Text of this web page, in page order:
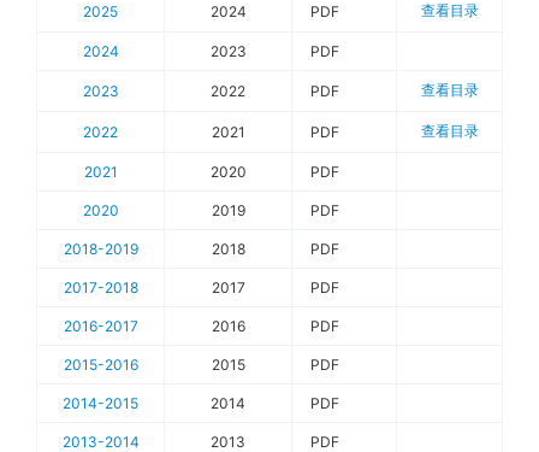
2025 2024 PDF 查看目录
2024 2023 PDF
2023 2022 PDF 查看目录
2022 2021 PDF 查看目录
2021 2020 PDF
2020 2019 PDF
2018-2019 2018 PDF
2017-2018 2017 PDF
2016-2017 2016 PDF
2015-2016 2015 PDF
2014-2015 2014 PDF
2013-2014 2013 PDF